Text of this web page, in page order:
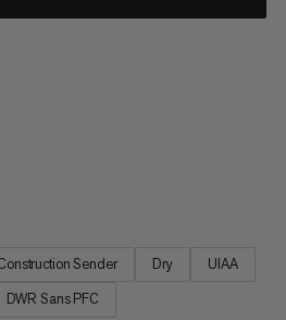
Sender Dry
UIAA
DWR Sans PFC